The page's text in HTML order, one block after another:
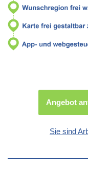
Angebot
Sie sind